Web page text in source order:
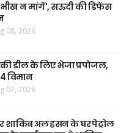
भीख न मांगें', सऊदी की डिफेंस
08, 2026
डील के लिए भेजा प्रपोजल,
विमान
07, 2026
शाकिब अल हसन के घर पेट्रोल